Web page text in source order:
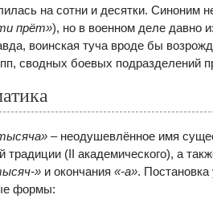
на сотни и десятки. Синоним
прёт»), но в военном деле давно
воинская туча вроде бы
сводных боевых подразделений
– неодушевлённое имя
традиции (II академического), а
» и окончания «-а».
формы: